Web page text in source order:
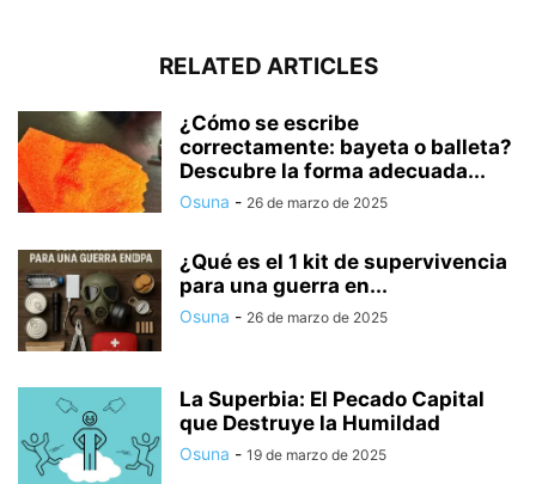
RELATED ARTICLES
¿Cómo se escribe
correctamente: bayeta o balleta?
Descubre la forma adecuada...
Osuna - 26 de marzo de 2025
¿Qué es el 1 kit de supervivencia
para una guerra en...
Osuna - 26 de marzo de 2025
La Superbia: El Pecado Capital
que Destruye la Humildad
Osuna - 19 de marzo de 2025